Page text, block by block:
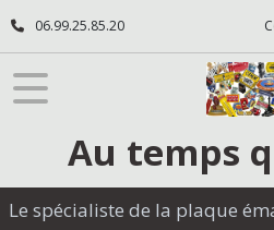
06.99.25.85.20
Au temps
Le spécialiste de la plaque